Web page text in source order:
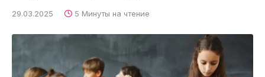
29.03.2025 5 Минуты на чтение